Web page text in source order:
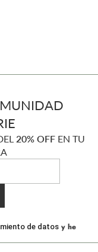
20% OFFEN TU
de datos y he